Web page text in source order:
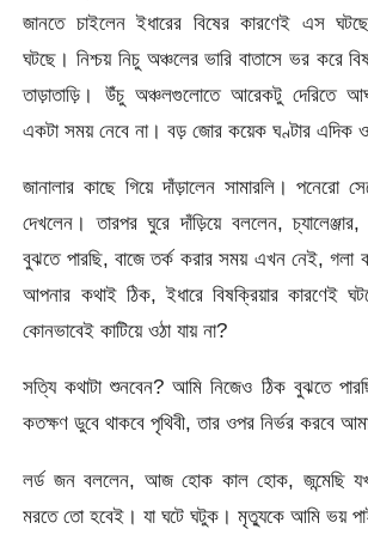
জানতে চাইলেন ইধারের বিষের কারণেই এস
ঘটছে। নিশ্চয় নিচু অঞ্চলের ভারি বাতাসে ভর করে
তাড়াতাড়ি। উঁচু অঞ্চলগুলোতে আরেকটু দেরিতে
একটা সময় নেবে না। বড় জোর কয়েক ঘণ্টার এদিক
জানালার কাছে গিয়ে দাঁড়ালেন সামারলি। পনেরো
দেখলেন। তারপর ঘুরে দাঁড়িয়ে বললেন, চ্যালেঞ্জার,
বুঝতে পারছি, বাজে তর্ক করার সময় এখন নেই, গলা
আপনার কথাই ঠিক, ইধারে বিষক্রিয়ার কারণেই
কোনভাবেই কাটিয়ে ওঠা যায় না?
সত্যি কথাটা শুনবেন? আমি নিজেও ঠিক বুঝতে
কতক্ষণ ডুবে থাকবে পৃথিবী, তার ওপর নির্ভর করবে
লর্ড জন বললেন, আজ হোক কাল হোক, জন্মেছি
মরতে তো হবেই। যা ঘটে ঘটুক। মৃত্যুকে আমি ভয়